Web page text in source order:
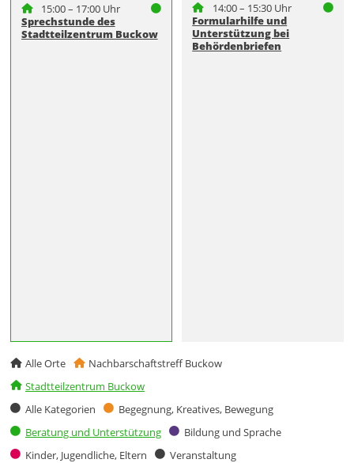
15:00 – 17:00 Uhr
Sprechstunde des
Stadtteilzentrum Buckow
14:00 – 15:30 Uhr
Formularhilfe und
Unterstützung bei
Behördenbriefen
Alle Orte
Nachbarschaftstreff Buckow
Stadtteilzentrum Buckow
Alle Kategorien
Begegnung, Kreatives, Bewegung
Beratung und Unterstützung
Bildung und Sprache
Kinder, Jugendliche, Eltern
Veranstaltung